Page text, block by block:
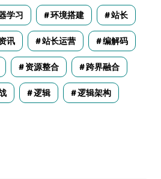
学习 环境搭建 站长
讯 站长运营 编解码
资源整合 跨界融合
逻辑 逻辑架构